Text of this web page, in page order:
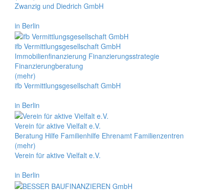
Zwanzig und Diedrich GmbH
in Berlin
ifb Vermittlungsgesellschaft GmbH
Immobilienfinanzierung Finanzierungsstrategie
Finanzierungberatung
(mehr)
ifb Vermittlungsgesellschaft GmbH
in Berlin
Verein für aktive Vielfalt e.V.
Beratung Hilfe Familienhilfe Ehrenamt Familienzentren
(mehr)
Verein für aktive Vielfalt e.V.
in Berlin